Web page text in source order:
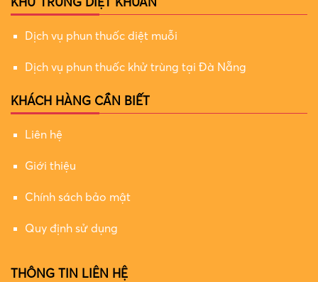
KHỬ TRÙNG DIỆT KHUẨN
Dịch vụ phun thuốc diệt muỗi
Dịch vụ phun thuốc khử trùng tại Đà Nẵng
KHÁCH HÀNG CẦN BIẾT
Liên hệ
Giới thiệu
Chính sách bảo mật
Quy định sử dụng
THÔNG TIN LIÊN HỆ